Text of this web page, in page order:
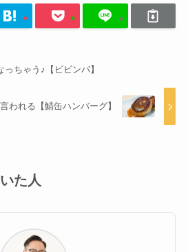
っちゃう♪【ビビンバ】
われる【鯖缶ハンバーグ】
た人